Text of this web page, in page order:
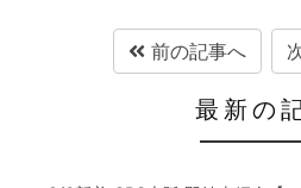
前の記事へ
最新の